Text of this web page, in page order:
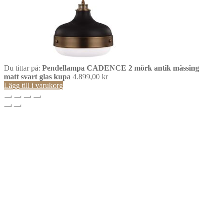
Du tittar på: Pendellampa CADENCE 2 mörk antik mässing
matt svart glas kupa 4.899,00 kr
Lägg till i varukorg